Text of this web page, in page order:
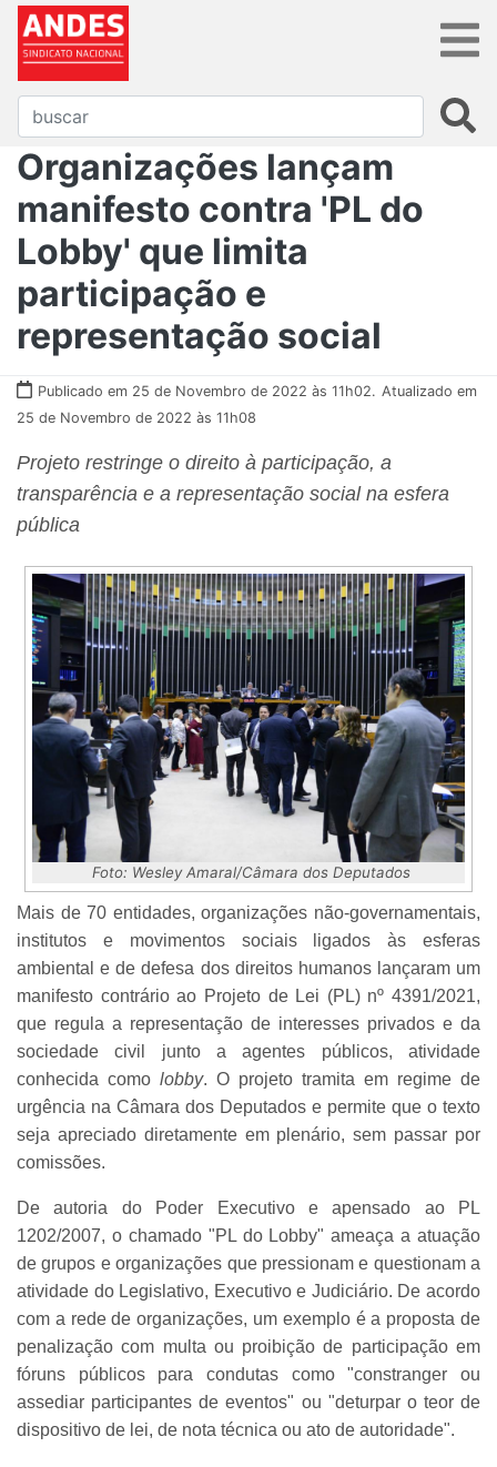
Organizações lançam
manifesto contra 'PL do
Lobby' que limita
participação e
representação social
Publicado em 25 de Novembro de 2022 às 11h02. Atualizado em
25 de Novembro de 2022 às 11h08
Projeto restringe o direito à participação, a
transparência e a representação social na esfera
pública
Foto: Wesley Amaral/Câmara dos Deputados
Mais de 70 entidades, organizações não-governamentais,
institutos e movimentos sociais ligados às esferas
ambiental e de defesa dos direitos humanos lançaram um
manifesto contrário ao Projeto de Lei (PL) nº 4391/2021,
que regula a representação de interesses privados e da
sociedade civil junto a agentes públicos, atividade
conhecida como lobby. O projeto tramita em regime de
urgência na Câmara dos Deputados e permite que o texto
seja apreciado diretamente em plenário, sem passar por
comissões.
De autoria do Poder Executivo e apensado ao PL
1202/2007, o chamado "PL do Lobby" ameaça a atuação
de grupos e organizações que pressionam e questionam a
atividade do Legislativo, Executivo e Judiciário. De acordo
com a rede de organizações, um exemplo é a proposta de
penalização com multa ou proibição de participação em
fóruns públicos para condutas como "constranger ou
assediar participantes de eventos" ou "deturpar o teor de
dispositivo de lei, de nota técnica ou ato de autoridade".